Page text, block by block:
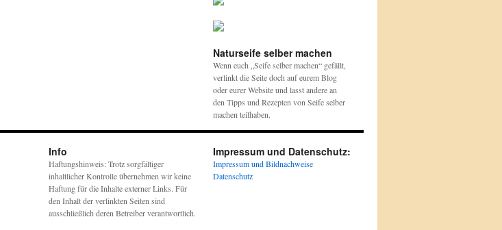
Naturseife selber machen
Wenn euch „Seife selber machen“ gefällt,
verlinkt die Seite doch auf eurem Blog
oder eurer Website und lasst andere an
den Tipps und Rezepten von Seife selber
machen teilhaben.
Info
Haftungshinweis: Trotz sorgfältiger
inhaltlicher Kontrolle übernehmen wir keine
Haftung für die Inhalte externer Links. Für
den Inhalt der verlinkten Seiten sind
ausschließlich deren Betreiber verantwortlich.
Impressum und Datenschutz:
Impressum und Bildnachweise
Datenschutz